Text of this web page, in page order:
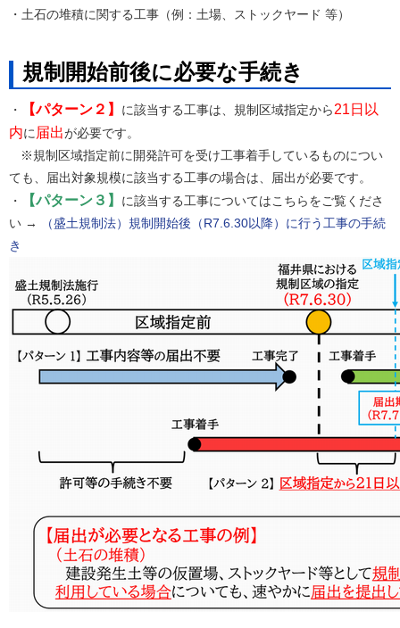
・土石の堆積に関する工事（例：土場、ストックヤード 等）
規制開始前後に必要な手続き
・ 【パターン２】 に該当する工事は、規制区域指定から21日以
内に 届出が必要です。
※規制区域指定前に開発許可を受け工事着手しているものについ
ても、届出対象規模に該当する工事の場合は、届出が必要です。
・
【パターン３】 に該当する工事についてはこちらをご覧くださ
い →
（盛土規制法）規制開始後（R7.6.30以降）に行う工事の手続
き